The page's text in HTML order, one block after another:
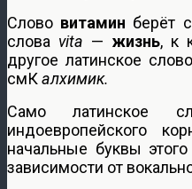
Слово витамин берёт
слова vita — жизнь, к
другое латинское
смКалхимик.
Само латинское
индоевропейского
начальные буквы
зависимости от